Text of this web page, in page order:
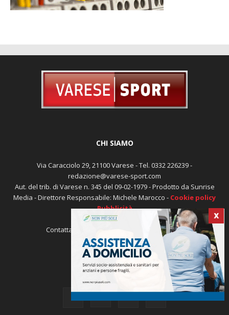
X
CHI SIAMO
Via Caracciolo 29, 21100 Varese - Tel. 0332 226239 -
redazione@varese-sport.com
Aut. del trib. di Varese n. 345 del 09-02-1979 - Prodotto da Sunrise
Media - Direttore Responsabile: Michele Marocco - Cookie policy
Pubblicità
Contattaci: redazione@varese-sport.com
SEGUICI